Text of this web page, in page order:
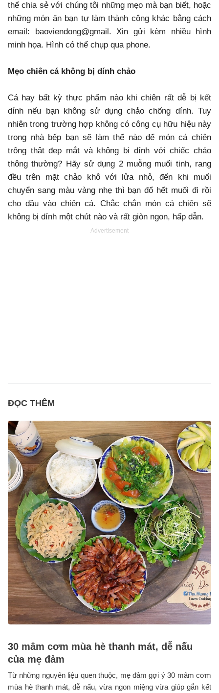
thể chia sẻ với chúng tôi những mẹo mà bạn biết, hoặc
những món ăn bạn tự làm thành công khác bằng cách
email: baoviendong@gmail. Xin gửi kèm nhiều hình
minh họa. Hình có thể chụp qua phone.
Mẹo chiên cá không bị dính chảo
Cá hay bất kỳ thực phẩm nào khi chiên rất dễ bị kết
dính nếu bạn không sử dụng chảo chống dính. Tuy
nhiên trong trường hợp không có công cụ hữu hiệu này
trong nhà bếp bạn sẽ làm thế nào để món cá chiên
trông thật đẹp mắt và không bị dính với chiếc chảo
thông thường? Hãy sử dụng 2 muỗng muối tinh, rang
đều trên mặt chảo khô với lửa nhỏ, đến khi muối
chuyển sang màu vàng nhẹ thì bạn đổ hết muối đi rồi
cho dầu vào chiên cá. Chắc chắn món cá chiên sẽ
không bị dính một chút nào và rất giòn ngon, hấp dẫn.
Advertisement
ĐỌC THÊM
30 mâm cơm mùa hè thanh mát, dễ nấu
của mẹ đảm
Từ những nguyên liệu quen thuộc, mẹ đảm gợi ý 30 mâm cơm
mùa hè thanh mát, dễ nấu, vừa ngon miệng vừa giúp gắn kết